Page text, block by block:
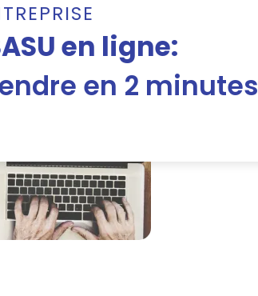
en ligne:
en 2 minutes